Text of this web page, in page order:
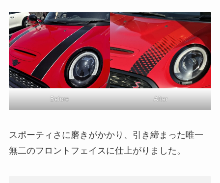
Before After
スポーティさに磨きがかかり、引き締まった唯一
無二のフロントフェイスに仕上がりました。